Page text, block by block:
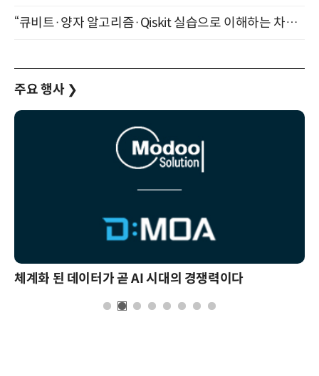
“큐비트·양자 알고리즘·Qiskit 실습으로 이해하는 차세대 컴퓨팅” (8/28)
주요 행사 ❯
체계화 된 데이터가 곧 AI 시대의 경쟁력이다